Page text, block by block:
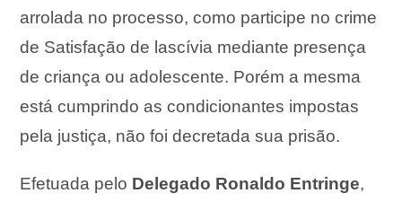
arrolada no processo, como participe no crime
de Satisfação de lascívia mediante presença
de criança ou adolescente. Porém a mesma
está cumprindo as condicionantes impostas
pela justiça, não foi decretada sua prisão.
Efetuada pelo Delegado Ronaldo Entringe,